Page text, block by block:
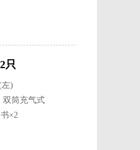
只
左)
双筒充气式
×2